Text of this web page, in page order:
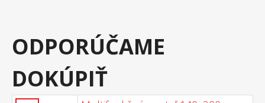
ODPORÚČAME
DOKÚPIŤ